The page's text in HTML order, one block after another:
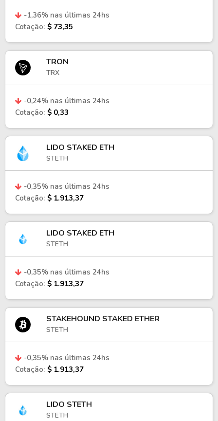
-1,36% nas últimas 24hs
Cotação: $ 73,35
TRON
TRX
-0,24% nas últimas 24hs
Cotação: $ 0,33
LIDO STAKED ETH
STETH
-0,35% nas últimas 24hs
Cotação: $ 1.913,37
LIDO STAKED ETH
STETH
-0,35% nas últimas 24hs
Cotação: $ 1.913,37
STAKEHOUND STAKED ETHER
STETH
-0,35% nas últimas 24hs
Cotação: $ 1.913,37
LIDO STETH
STETH